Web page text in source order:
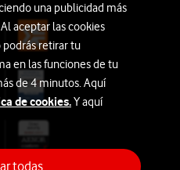
una publicidad más
aceptar las cookies
podrás retirar tu
en las funciones de tu
de 4 minutos. Aquí
de cookies.Y aquí
todas